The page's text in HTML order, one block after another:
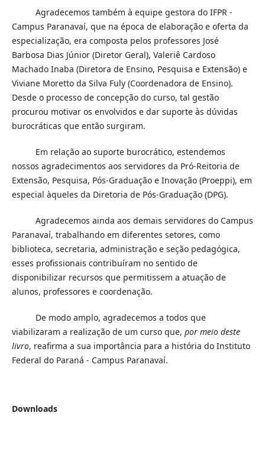
Agradecemos também à equipe gestora do IFPR -
Campus Paranavaí, que na época de elaboração e oferta da
especialização, era composta pelos professores José
Barbosa Dias Júnior (Diretor Geral), Valeriê Cardoso
Machado Inaba (Diretora de Ensino, Pesquisa e Extensão) e
Viviane Moretto da Silva Fuly (Coordenadora de Ensino).
Desde o processo de concepção do curso, tal gestão
procurou motivar os envolvidos e dar suporte às dúvidas
burocráticas que então surgiram.
Em relação ao suporte burocrático, estendemos
nossos agradecimentos aos servidores da Pró-Reitoria de
Extensão, Pesquisa, Pós-Graduação e Inovação (Proeppi), em
especial àqueles da Diretoria de Pós-Graduação (DPG).
Agradecemos ainda aos demais servidores do Campus
Paranavaí, trabalhando em diferentes setores, como
biblioteca, secretaria, administração e seção pedagógica,
esses profissionais contribuíram no sentido de
disponibilizar recursos que permitissem a atuação de
alunos, professores e coordenação.
De modo amplo, agradecemos a todos que
viabilizaram a realização de um curso que, por meio deste
livro, reafirma a sua importância para a história do Instituto
Federal do Paraná - Campus Paranavaí.
Downloads